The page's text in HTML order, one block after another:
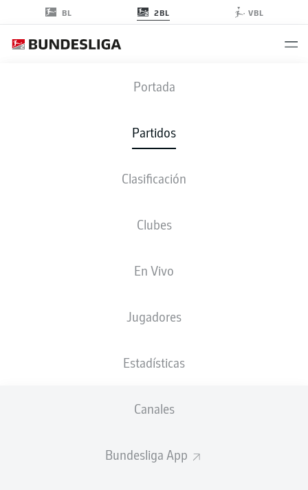
BL 2BL VBL
Portada
Partidos
Clasificación
Clubes
En Vivo
Jugadores
Estadísticas
Canales
Bundesliga App
ELV - EBS
3 0
ALINEACIONES ESTADÍSTICAS
URSAPHARM-Arena
Anuncio